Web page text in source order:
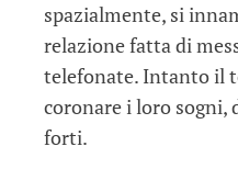
spazialmente, si
relazione fatta di
telefonate. Intanto il
coronare i loro sogni,
forti.